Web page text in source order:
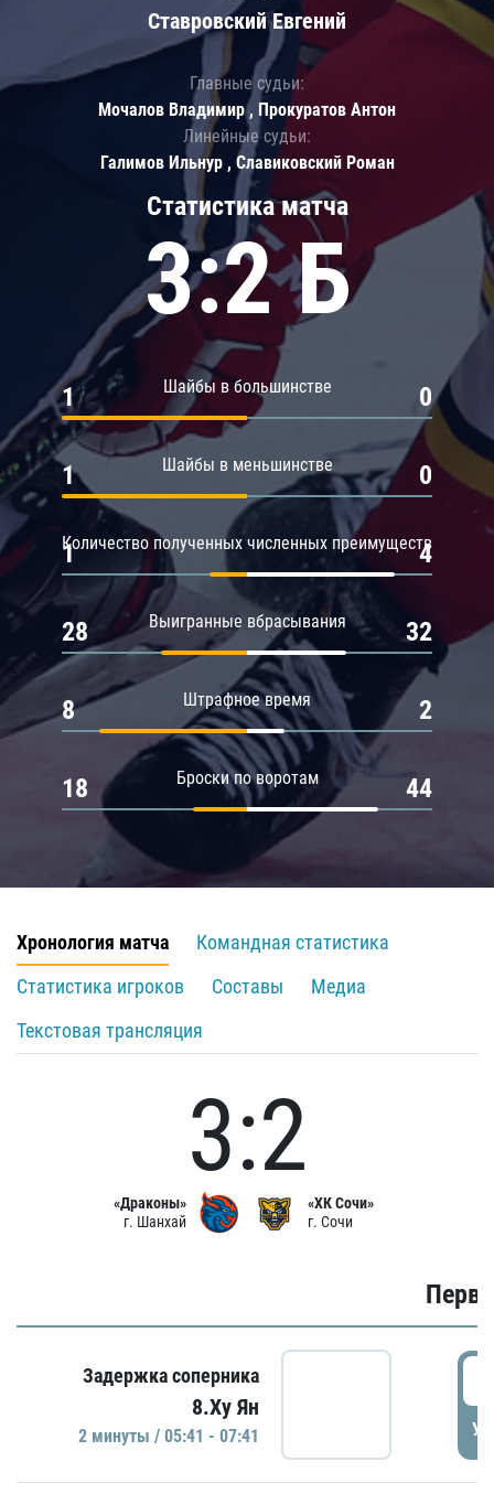
Статистика матча
3:2 Б
Шайбы в большинстве
1 0
Шайбы в меньшинстве
1 0
Количество полученных численных преимуществ
1 4
Выигранные вбрасывания
28 32
Штрафное время
8 2
Броски по воротам
18 44
Ставровский Евгений
Главные судьи:
Мочалов Владимир , Прокуратов Антон
Линейные судьи:
Галимов Ильнур , Славиковский Роман
Хронология матча
Командная статистика
Статистика игроков
Составы
Медиа
Текстовая трансляция
«Драконы»
г. Шанхай
3:2
«ХК Сочи»
г. Сочи
Задержка соперника
8.Ху Ян
2 минуты / 05:41 - 07:41